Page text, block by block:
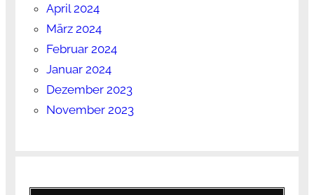
April 2024
März 2024
Februar 2024
Januar 2024
Dezember 2023
November 2023